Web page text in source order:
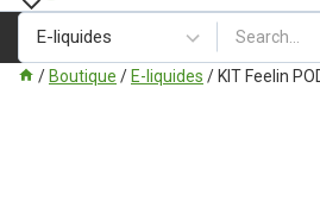
/Boutique /E-liquides /KIT Feelin